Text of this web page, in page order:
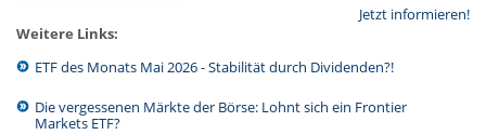
Jetzt informieren!
Weitere Links:
ETF des Monats Mai 2026 - Stabilität durch Dividenden?!
Die vergessenen Märkte der Börse: Lohnt sich ein Frontier
Markets ETF?